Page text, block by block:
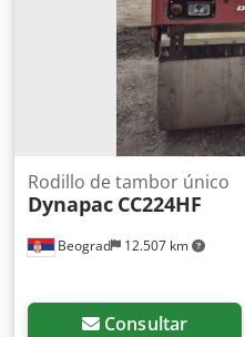
Beograd 12.507 km
Rodillo de tambor único
Dynapac CC224HF
Consultar